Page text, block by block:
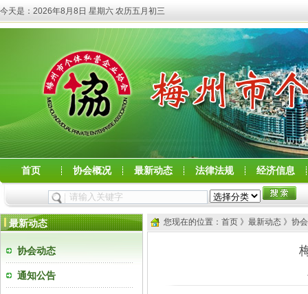
今天是： 2026年8月8日 星期六 农历五月初三
首页 协会概况 最新动态 法律法规 经济信息
最新动态
协会动态
通知公告
您现在的位置：首页 》最新动态 》协